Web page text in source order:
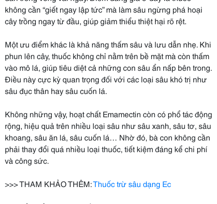
không cần “giết ngay lập tức” mà làm sâu ngừng phá hoại
cây trồng ngay từ đầu, giúp giảm thiểu thiệt hại rõ rệt.
Một ưu điểm khác là khả năng thấm sâu và lưu dẫn nhẹ. Khi
phun lên cây, thuốc không chỉ nằm trên bề mặt mà còn thấm
vào mô lá, giúp tiêu diệt cả những con sâu ẩn nấp bên trong.
Điều này cực kỳ quan trọng đối với các loại sâu khó trị như
sâu đục thân hay sâu cuốn lá.
Không những vậy, hoạt chất Emamectin còn có phổ tác động
rộng, hiệu quả trên nhiều loại sâu như sâu xanh, sâu tơ, sâu
khoang, sâu ăn lá, sâu cuốn lá… Nhờ đó, bà con không cần
phải thay đổi quá nhiều loại thuốc, tiết kiệm đáng kể chi phí
và công sức.
>>> THAM KHẢO THÊM:Thuốc trừ sâu dạng Ec